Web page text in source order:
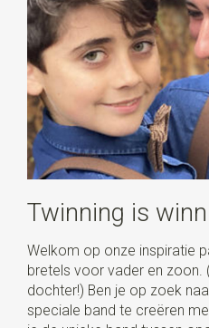
Twinning is
Welkom op onze inspiratie
bretels voor vader en
dochter!) Ben je op zoek
speciale band te creëren